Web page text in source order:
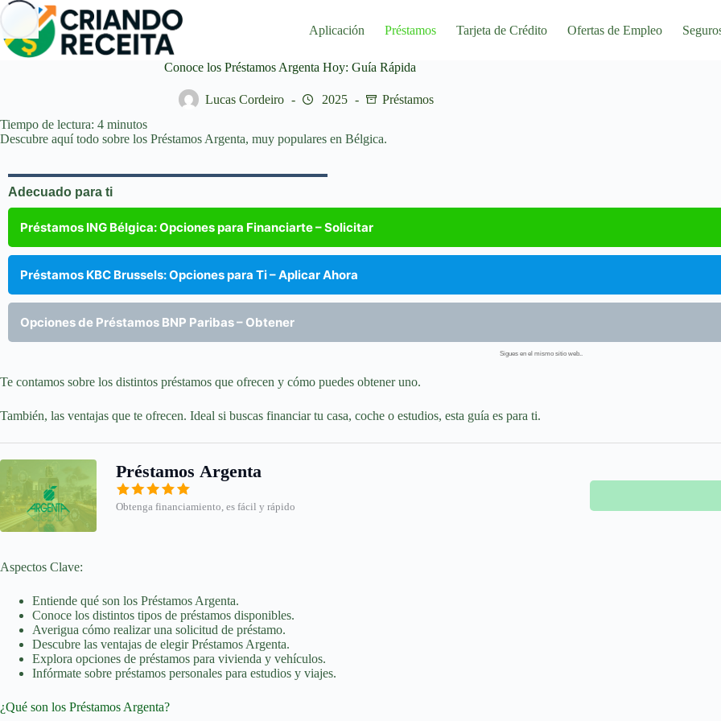
Saltar
contenido
Aplicación Préstamos Tarjeta de Crédito Ofertas de Empleo
Conoce los Préstamos Argenta Hoy: Guía Rápida
Lucas Cordeiro 2025
Préstamos
Tiempo de lectura: 4 minutos
Descubre aquí todo sobre los Préstamos Argenta, muy populares en Bélgica.
Adecuado para ti
Préstamos ING Bélgica: Opciones para Financiarte – Solicitar
Préstamos KBC Brussels: Opciones para Ti – Aplicar Ahora
Opciones de Préstamos BNP Paribas – Obtener
Sigues en el mismo sitio web..
Te contamos sobre los distintos préstamos que ofrecen y cómo puedes obtener uno.
También, las ventajas que te ofrecen. Ideal si buscas financiar tu casa, coche o estudios, esta guía es para ti.
Préstamos Argenta
Obtenga financiamiento, es fácil y rápido
Aspectos Clave:
Entiende qué son los Préstamos Argenta.
Conoce los distintos tipos de préstamos disponibles.
Averigua cómo realizar una solicitud de préstamo.
Descubre las ventajas de elegir Préstamos Argenta.
Explora opciones de préstamos para vivienda y vehículos.
Infórmate sobre préstamos personales para estudios y viajes.
¿Qué son los Préstamos Argenta?